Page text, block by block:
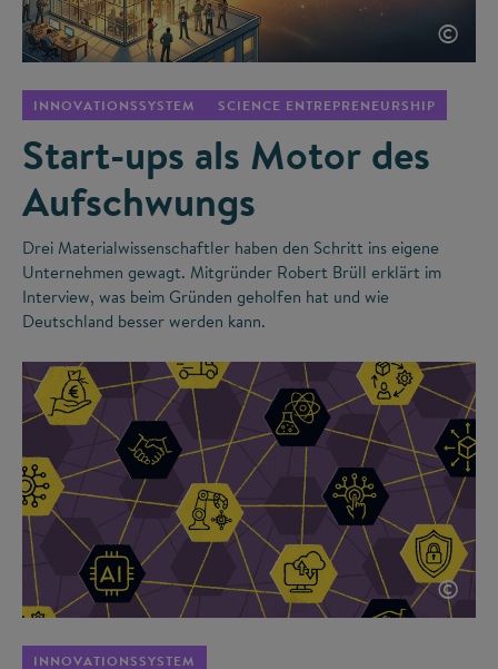
©
INNOVATIONSSYSTEM SCIENCE ENTREPRENEURSHIP
Start-ups als Motor des
Aufschwungs
Drei Materialwissenschaftler haben den Schritt ins eigene
Unternehmen gewagt. Mitgründer Robert Brüll erklärt im
Interview, was beim Gründen geholfen hat und wie
Deutschland besser werden kann.
©
INNOVATIONSSYSTEM